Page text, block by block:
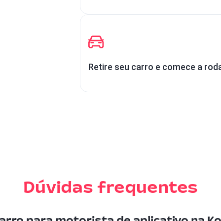
Retire seu carro e comece a
Dúvidas frequentes